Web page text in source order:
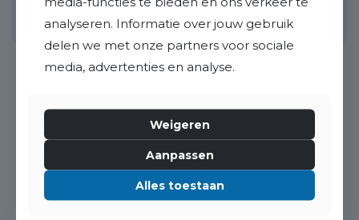
1 2
analyseren. Informatie over jouw gebruik
delen we met onze partners voor sociale
media, advertenties en analyse.
Weigeren
Aanpassen
Alles toestaan